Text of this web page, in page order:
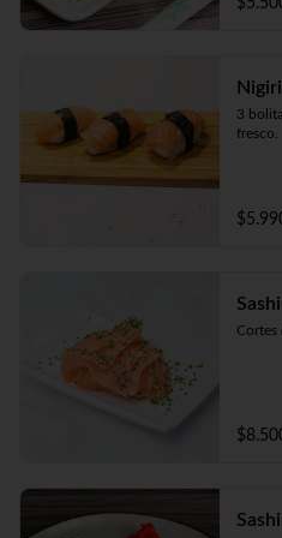
Nigiri
3
fresco.
Cortes